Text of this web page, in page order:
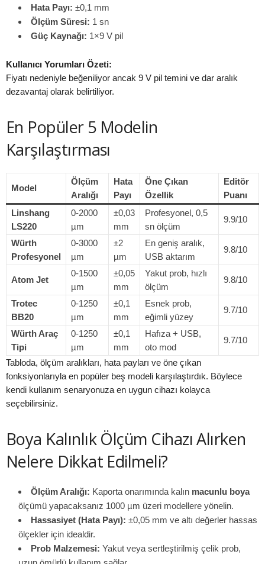
Hata Payı: ±0,1 mm
Ölçüm Süresi: 1 sn
Güç Kaynağı: 1×9 V pil
Kullanıcı Yorumları Özeti:
Fiyatı nedeniyle beğeniliyor ancak 9 V pil temini ve dar aralık
dezavantaj olarak belirtiliyor.
En Popüler 5 Modelin
Karşılaştırması
Model
Ölçüm
Aralığı
Hata
Payı
Öne Çıkan
Özellik
Editör
Puanı
Linshang
LS220
0-2000
µm
±0,03
mm
Profesyonel, 0,5
sn ölçüm
9.9/10
Würth
Profesyonel
0-3000
µm
±2
µm
En geniş aralık,
USB aktarım
9.8/10
Atom Jet
0-1500
µm
±0,05
mm
Yakut prob, hızlı
ölçüm
9.8/10
Trotec
BB20
0-1250
µm
±0,1
mm
Esnek prob,
eğimli yüzey
9.7/10
Würth Araç
Tipi
0-1250
µm
±0,1
mm
Hafıza + USB,
oto mod
9.7/10
Tabloda, ölçüm aralıkları, hata payları ve öne çıkan
fonksiyonlarıyla en popüler beş modeli karşılaştırdık. Böylece
kendi kullanım senaryonuza en uygun cihazı kolayca
seçebilirsiniz.
Boya Kalınlık Ölçüm Cihazı Alırken
Nelere Dikkat Edilmeli?
Ölçüm Aralığı: Kaporta onarımında kalın macunlu boya
ölçümü yapacaksanız 1000 µm üzeri modellere yönelin.
Hassasiyet (Hata Payı): ±0,05 mm ve altı değerler hassas
ölçekler için idealdir.
Prob Malzemesi: Yakut veya sertleştirilmiş çelik prob,